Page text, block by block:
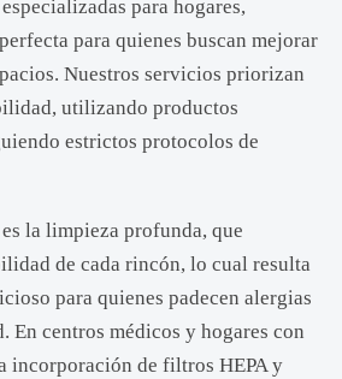
para hogares,
para quienes buscan mejorar
Nuestros servicios priorizan
utilizando productos
estrictos protocolos de
la limpieza profunda, que
de cada rincón, lo cual resulta
para quienes padecen alergias
En centros médicos y hogares con
incorporación de filtros HEPA y